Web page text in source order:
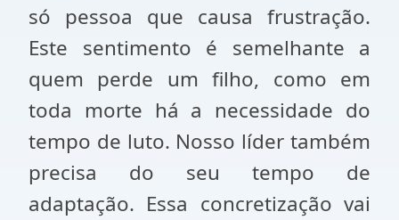
só pessoa que causa frustração.
Este sentimento é semelhante a
quem perde um filho, como em
toda morte há a necessidade do
tempo de luto. Nosso líder também
precisa do seu tempo de
adaptação. Essa concretização vai